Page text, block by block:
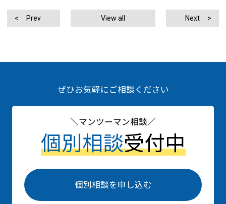
Prev View all Next
ぜひお気軽にご相談ください
マンツーマン相談
個別相談受付中
個別相談を申し込む